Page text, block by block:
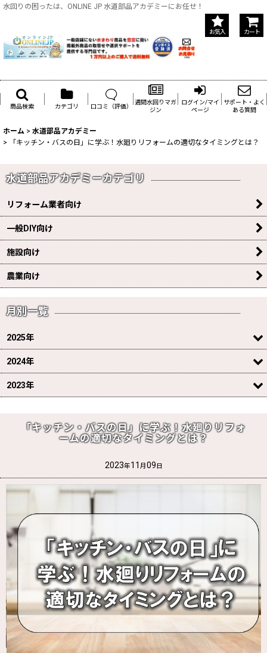
水回りの困ったは、ONLINE JP 水道部品アカデミーにお任せ！
お気入 カート
商品検索 カテゴリ 口コミ（評価）
週間水回りマガ
ジン
ログイン/マイ
ページ
サポート・よく
ある質問
ホーム > 水道部品アカデミー
>
「キッチン・バスの日」に学ぶ！水廻りリフォームの適切なタイミングとは？
「キッチン・バスの日」に学ぶ！水廻りリフォ
ームの適切なタイミングとは？
2023年11 月09日
水道部品アカデミーカテゴリ
リフォーム業者向け
一般DIY向け
施設向け
農業向け
月別一覧
2025年
2024年
2023年